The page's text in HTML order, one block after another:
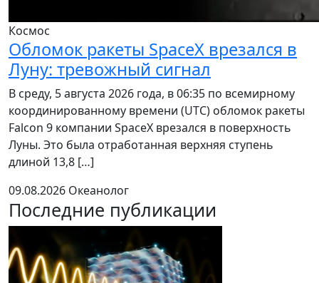
Космос
Обломок ракеты SpaceX врезался в
Луну: тревожный сигнал
В среду, 5 августа 2026 года, в 06:35 по всемирному
координированному времени (UTC) обломок ракеты
Falcon 9 компании SpaceX врезался в поверхность
Луны. Это была отработанная верхняя ступень
длиной 13,8 […]
09.08.2026 Океанолог
Последние публикации